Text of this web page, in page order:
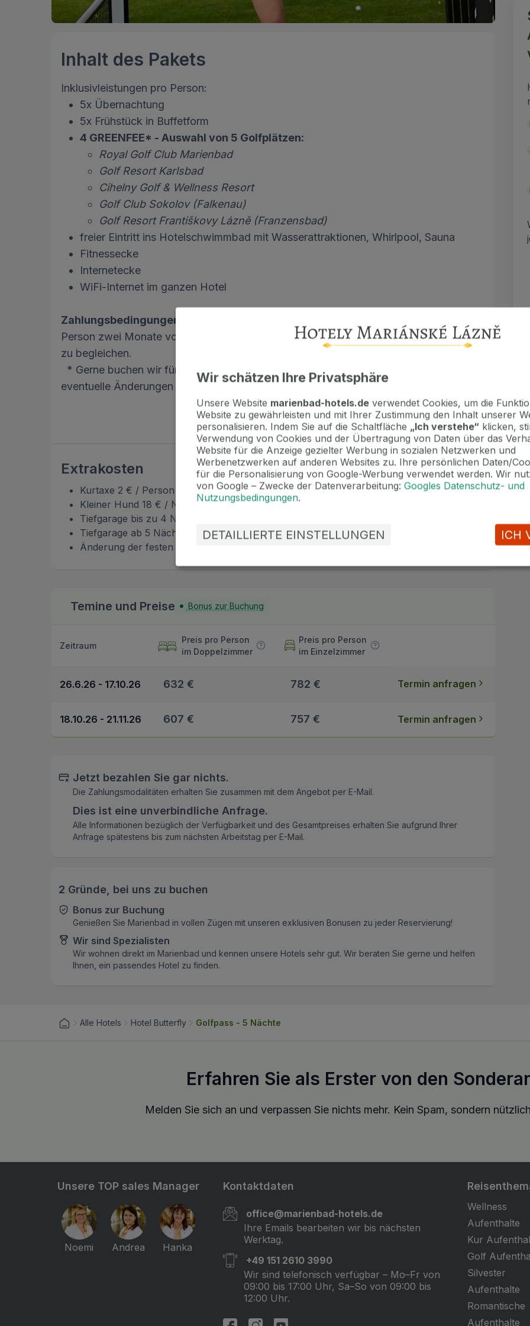
Inhalt des Pakets
Inklusivleistungen pro Person:
5x Übernachtung
5x Frühstück in Buffetform
4 GREENFEE* - Auswahl von 5 Golfplätzen:
Royal Golf Club Marienbad
Golf Resort Karlsbad
Cihelny Golf & Wellness Resort
Golf Club Sokolov (Falkenau)
Golf Resort Františkovy Lázně (Franzensbad)
freier Eintritt ins Hotelschwimmbad mit Wasserattraktionen, Whirlpool, Sauna
Fitnessecke
Internetecke
WiFi-Internet im ganzen Hotel
Zahlungsbedingungen
Person zwei Monate vor Anreise. Der Restbetrag ist vor Ort in bar oder mit Kreditkarte
zu begleichen.
* Gerne buchen wir für Sie einmalige Startzeiten nach Absprache. Bitte nehmen Sie
eventuelle Änderungen selbst vor und teilen Sie uns die Anpassung mit.
Extrakosten
Kurtaxe 2 € / Person / Nacht
Kleiner Hund 18 € / Nacht
Tiefgarage bis zu 4 Nächte 27.3.2026-25.3.2027 15 € / Nacht
Tiefgarage ab 5 Nächte 27.3.2026-25.3.2027 10 € / Nacht
Änderung der festen Reservierung 10 € / Person
Temine und Preise Bonus zur Buchung
Zeitraum
Preis pro Person
im Doppelzimmer
Preis pro Person
im Einzelzimmer
26.6.26 - 17.10.26 632 € 782 € Termin anfragen
18.10.26 - 21.11.26 607 € 757 € Termin anfragen
Jetzt bezahlen Sie gar nichts.
Die Zahlungsmodalitäten erhalten Sie zusammen mit dem Angebot per E-Mail.
Dies ist eine unverbindliche Anfrage.
Alle Informationen bezüglich der Verfügbarkeit und des Gesamtpreises erhalten Sie aufgrund Ihrer
Anfrage spätestens bis zum nächsten Arbeitstag per E-Mail.
2 Gründe, bei uns zu buchen
Bonus zur Buchung
Genießen Sie Marienbad in vollen Zügen mit unseren exklusiven Bonusen zu jeder Reservierung!
Wir sind Spezialisten
Wir wohnen direkt im Marienbad und kennen unsere Hotels sehr gut. Wir beraten Sie gerne und helfen
Ihnen, ein passendes Hotel zu finden.
Alle Hotels Hotel Butterfly Golfpass - 5 Nächte
Erfahren Sie als Erster von den
Melden Sie sich an und verpassen Sie nichts mehr. Kein Spam, sondern
Unsere TOP sales Manager
Noemi Andrea Hanka
Kontaktdaten
office@marienbad-hotels.de
Ihre Emails bearbeiten wir bis nächsten
Werktag.
+49 151 2610 3990
Wir sind telefonisch verfügbar – Mo–Fr von
09:00 bis 17:00 Uhr, Sa–So von 09:00 bis
12:00 Uhr.
Wellness
Aufenthalte
Kur
Golf
Silvester
Aufenthalte
Romantische
Aufenthalte
Wir schätzen Ihre Privatsphäre
Unsere Website marienbad-hotels.de verwendet Cookies, um die
Website zu gewährleisten und mit Ihrer Zustimmung den Inhalt unserer
personalisieren. Indem Sie auf die Schaltfläche „Ich verstehe“ klicken,
Verwendung von Cookies und der Übertragung von Daten über das
Website für die Anzeige gezielter Werbung in sozialen Netzwerken und
Werbenetzwerken auf anderen Websites zu. Ihre persönlichen Daten/
für die Personalisierung von Google-Werbung verwendet werden. Wir
von Google – Zwecke der Datenverarbeitung: Googles Datenschutz- und
Nutzungsbedingungen.
DETAILLIERTE EINSTELLUNGEN ICH